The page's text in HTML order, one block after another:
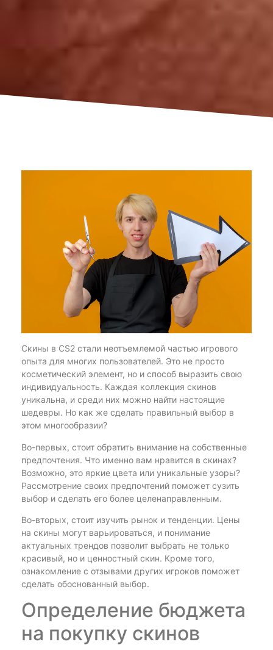
Скины в CS2 стали неотъемлемой частью игрового
опыта для многих пользователей. Это не просто
косметический элемент, но и способ выразить свою
индивидуальность. Каждая коллекция скинов
уникальна, и среди них можно найти настоящие
шедевры. Но как же сделать правильный выбор в
этом многообразии?
Во-первых, стоит обратить внимание на собственные
предпочтения. Что именно вам нравится в скинах?
Возможно, это яркие цвета или уникальные узоры?
Рассмотрение своих предпочтений поможет сузить
выбор и сделать его более целенаправленным.
Во-вторых, стоит изучить рынок и тенденции. Цены
на скины могут варьироваться, и понимание
актуальных трендов позволит выбрать не только
красивый, но и ценностный скин. Кроме того,
ознакомление с отзывами других игроков поможет
сделать обоснованный выбор.
Определение бюджета
на покупку скинов